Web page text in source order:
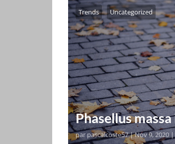
Trends Uncategorized
Phasellus
par pascalcoste57|Nov 9, 2020|